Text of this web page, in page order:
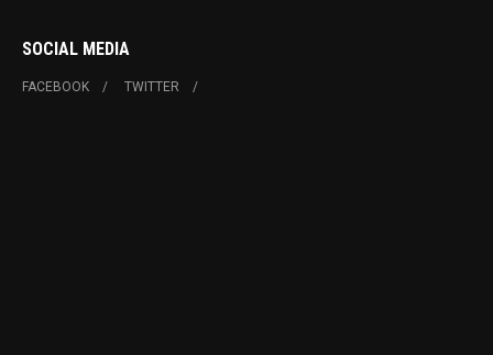
SOCIAL MEDIA
FACEBOOK TWITTER